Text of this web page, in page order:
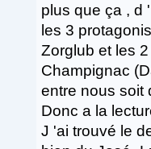
plus que ça , d
les 3
Zorglub et les
Champignac
entre nous soit
Donc a la
J 'ai trouvé le